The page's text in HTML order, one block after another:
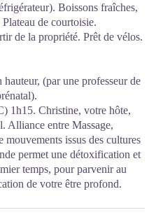
Boissons fraîches,
de courtoisie.
de la propriété. Prêt de vélos.
(par une professeur de
1h15. Christine, votre hôte,
Alliance entre Massage,
mouvements issus des cultures
permet une détoxification et
temps, pour parvenir au
de votre être profond.